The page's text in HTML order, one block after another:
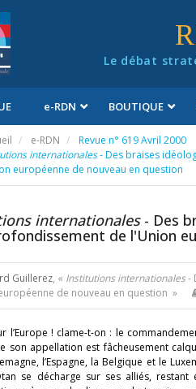
Le débat
e-RDN BOUTIQUE
e-RDN
Revue n° 619 Avril 2000
internationales- Des braises
européenne de nouveau en question
internationales- Des
de l'Union
Guillerez, « Institutions internationales-
de nouveau en question »
l’Europe ! clame-t-on : le
son appellation est fâcheusement
l’Espagne, la Belgique et le
se décharge sur ses alliés,